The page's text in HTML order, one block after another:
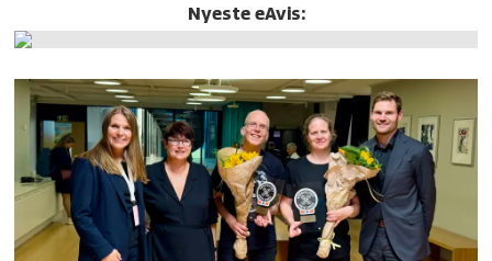
Nyeste eAvis: